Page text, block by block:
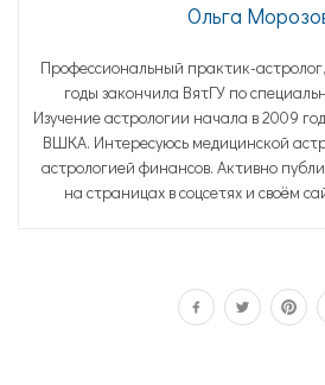
Ольга
Профессиональный практик-
годы закончила ВятГУ по
Изучение астрологии начала в 2009
ВШКА. Интересуюсь медицинской
астрологией финансов. Активно
на страницах в соцсетях и своём